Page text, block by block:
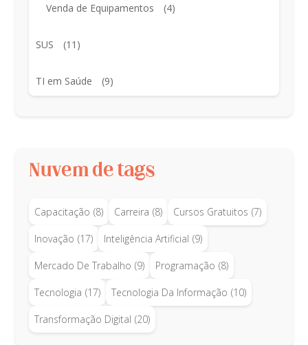
Venda de Equipamentos (4)
SUS (11)
TI em Saúde (9)
Nuvem de tags
Capacitação (8) Carreira (8) Cursos Gratuitos (7)
Inovação (17) Inteligência Artificial (9)
Mercado De Trabalho (9) Programação (8)
Tecnologia (17) Tecnologia Da Informação (10)
Transformação Digital (20)